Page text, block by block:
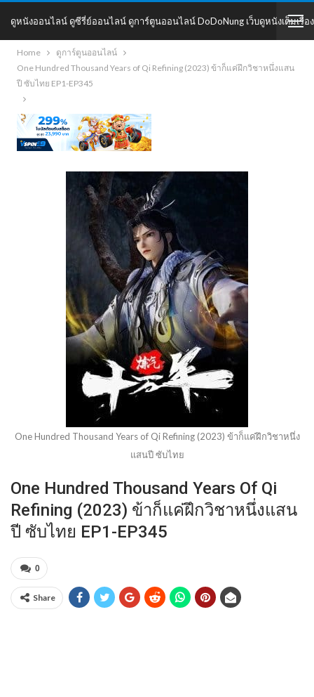
ดูหนังออนไลน์ ดูซีรี่ย์ออนไลน์ ดูการ์ตูนออนไลน์ DoDoNung เว็บดูหนังเต็มเรื่อง
DoDoNung
Home
ดูการ์ตูนออนไลน์
One Hundred Thousand Years of Qi Refining (2023) ข้าก็แค่ฝึกวิชาหนึ่งแสน
ปี ซับไทย EP1-EP345
One Hundred Thousand Years of Qi Refining (2023) ข้าก็แค่ฝึกวิชาหนึ่ง
แสนปี ซับไทย
One Hundred Thousand Years Of Qi
Refining (2023) ข้าก็แค่ฝึกวิชาหนึ่งแสน
ปี ซับไทย EP1-EP345
0
Share